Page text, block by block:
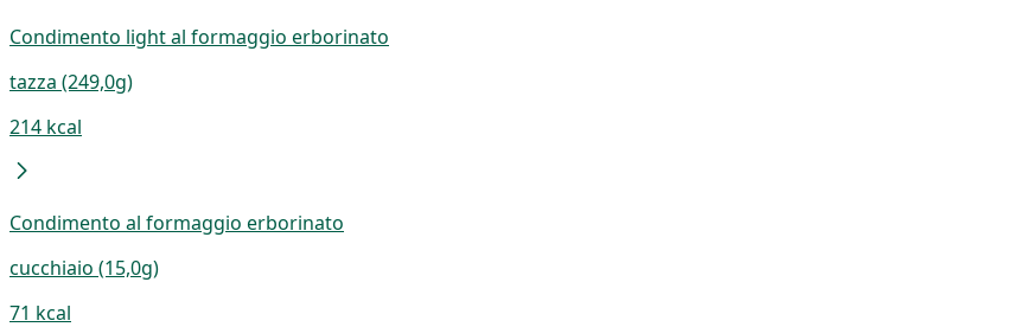
Condimento light al formaggio erborinato
tazza (249,0g)
214 kcal
Condimento al formaggio erborinato
cucchiaio (15,0g)
71 kcal